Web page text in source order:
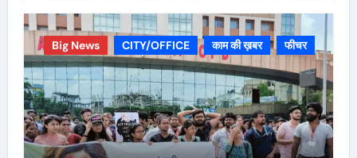
Big News CITY/OFFICE काम की ख़बर फीचर